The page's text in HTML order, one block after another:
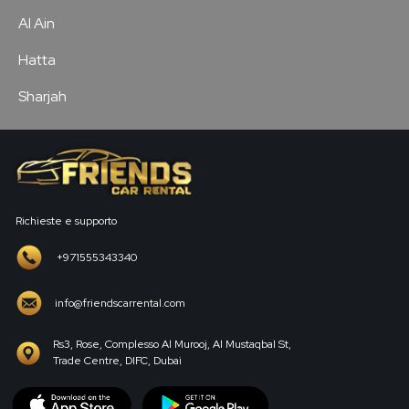
Al Ain
Hatta
Sharjah
Richieste e supporto
+971555343340
info@friendscarrental.com
Rs3, Rose, Complesso Al Murooj, Al Mustaqbal St,
Trade Centre, DIFC, Dubai